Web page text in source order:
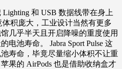
和 USB 数据线带在身上
积庞大，工业设计当然有更多
几乎半天且开启降噪的重度使用
电池寿命。 Jabra Sport Pulse 这
寿命，毕竟尽量缩小体积不让重
果的 AirPods 也是借助收纳盒才